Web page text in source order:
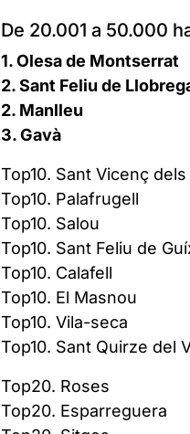
De 20.001 a 50.000
1. Olesa de Montserrat
2. Sant Feliu de
2. Manlleu
3. Gavà
Top10. Sant Vicenç
Top10. Palafrugell
Top10. Salou
Top10. Sant Feliu de
Top10. Calafell
Top10. El Masnou
Top10. Vila-seca
Top10. Sant Quirze del
Top20. Roses
Top20. Esparreguera